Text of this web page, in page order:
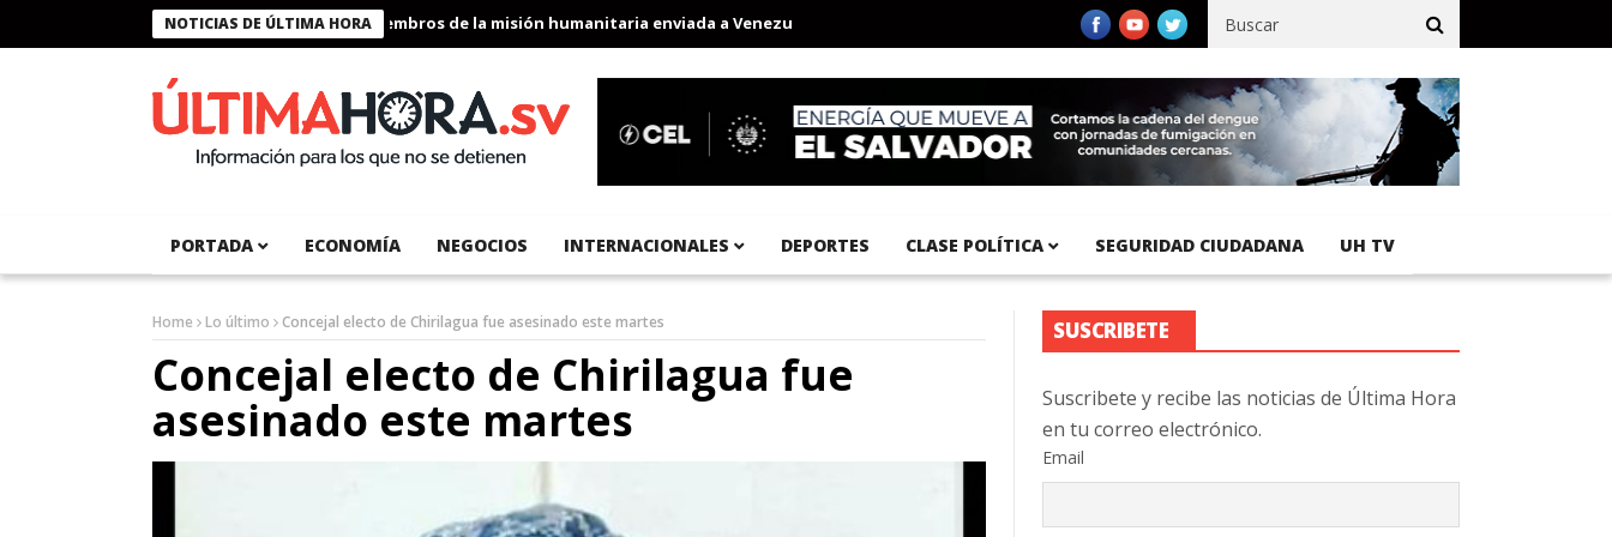
NOTICIAS DE ÚLTIMA HORA
Presidente Bukele condecora a miembros de la misión humanitaria enviada a Venezuela Aeropuerto Internacional del Pacífico registra 92 % de avance en obras de terracería
PORTADA ECONOMÍA NEGOCIOS INTERNACIONALES DEPORTES CLASE POLÍTICA SEGURIDAD CIUDADANA UH TV
Home Lo último Concejal electo de Chirilagua fue asesinado este martes
Concejal electo de Chirilagua fue
asesinado este martes
SUSCRIBETE
Suscribete y recibe las noticias de Última Hora
en tu correo electrónico.
Email